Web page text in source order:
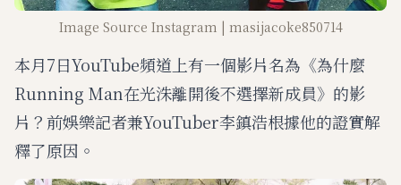
Image Source Instagram | masijacoke850714
本月7日YouTube頻道上有一個影片名為《為什麼
Running Man在光洙離開後不選擇新成員》的影
片？前娛樂記者兼YouTuber李鎮浩根據他的證實解
釋了原因。